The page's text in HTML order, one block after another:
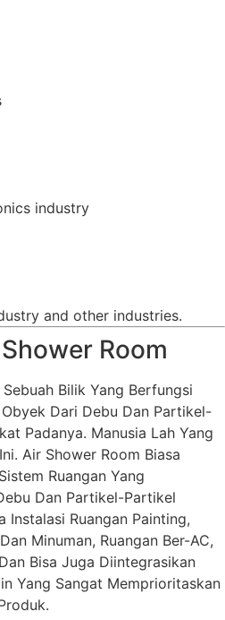
industry
and other industries.
Room
Bilik Yang Berfungsi
Dari Debu Dan Partikel-
Padanya. Manusia Lah Yang
Air Shower Room Biasa
Ruangan Yang
Dan Partikel-Partikel
Instalasi Ruangan Painting,
Minuman, Ruangan Ber-AC,
Bisa Juga Diintegrasikan
Yang Sangat Memprioritaskan